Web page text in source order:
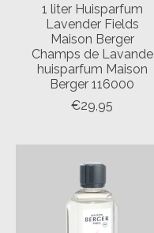
1 liter Huisparfum
Lavender Fields
Maison Berger
Champs de Lavande
huisparfum Maison
Berger 116000
€29,95